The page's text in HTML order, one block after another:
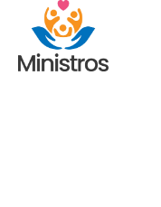
contenido